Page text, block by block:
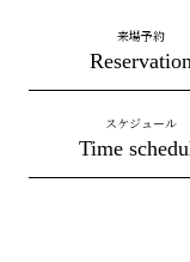
来場予約
スケジュール
Time